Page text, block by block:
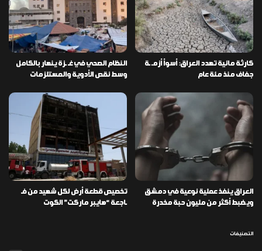
كارثة مائية تهدد العراق: أسوأ أزمـ ـة
جفاف منذ مئة عام
النظام الصحي في غـ ـزة ينهار بالكامل
وسط نقص الأدوية والمستلزمات
العراق ينفذ عملية نوعية في دمشق
ويضبط أكثر من مليون حبة مخدرة
تخصيص قطعة أرض لكل شهيد من فـ
ـاجعة “هايبر ماركت” الكوت
التصنيفات